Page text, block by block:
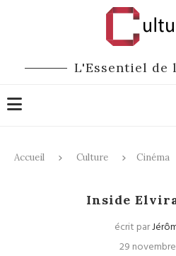
L'Essentiel de
Accueil Culture Cinéma
Inside
écrit par
29